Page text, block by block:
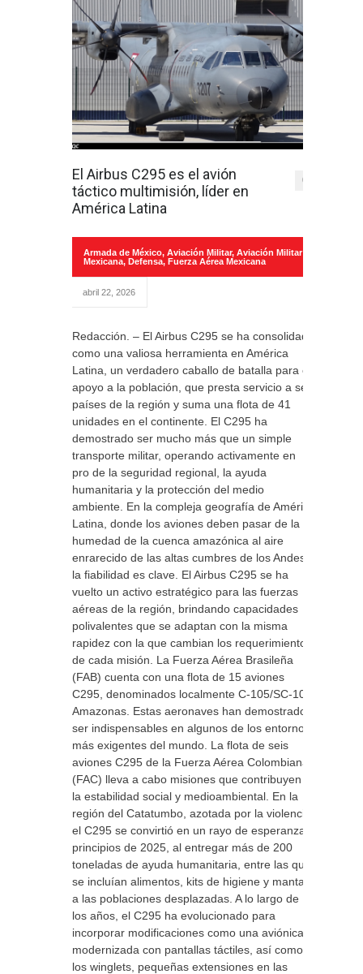
El Airbus C295 es el avión
táctico multimisión, líder en
América Latina
0
Armada de México, Aviación Militar, Aviación Militar
Mexicana, Defensa, Fuerza Aérea Mexicana
abril 22, 2026
Redacción. – El Airbus C295 se ha consolidado
como una valiosa herramienta en América
Latina, un verdadero caballo de batalla para el
apoyo a la población, que presta servicio a seis
países de la región y suma una flota de 41
unidades en el continente. El C295 ha
demostrado ser mucho más que un simple
transporte militar, operando activamente en
pro de la seguridad regional, la ayuda
humanitaria y la protección del medio
ambiente. En la compleja geografía de América
Latina, donde los aviones deben pasar de la
humedad de la cuenca amazónica al aire
enrarecido de las altas cumbres de los Andes,
la fiabilidad es clave. El Airbus C295 se ha
vuelto un activo estratégico para las fuerzas
aéreas de la región, brindando capacidades
polivalentes que se adaptan con la misma
rapidez con la que cambian los requerimientos
de cada misión. La Fuerza Aérea Brasileña
(FAB) cuenta con una flota de 15 aviones
C295, denominados localmente C-105/SC-105
Amazonas. Estas aeronaves han demostrado
ser indispensables en algunos de los entornos
más exigentes del mundo. La flota de seis
aviones C295 de la Fuerza Aérea Colombiana
(FAC) lleva a cabo misiones que contribuyen a
la estabilidad social y medioambiental. En la
región del Catatumbo, azotada por la violencia,
el C295 se convirtió en un rayo de esperanza a
principios de 2025, al entregar más de 200
toneladas de ayuda humanitaria, entre las que
se incluían alimentos, kits de higiene y mantas,
a las poblaciones desplazadas. A lo largo de
los años, el C295 ha evolucionado para
incorporar modificaciones como una aviónica
modernizada con pantallas táctiles, así como
los winglets, pequeñas extensiones en las